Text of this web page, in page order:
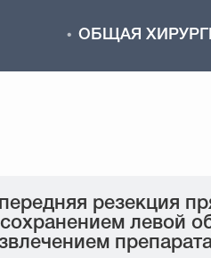
ОБЩАЯ
резекция
левой